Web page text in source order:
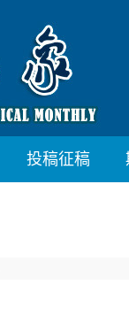
投稿征稿